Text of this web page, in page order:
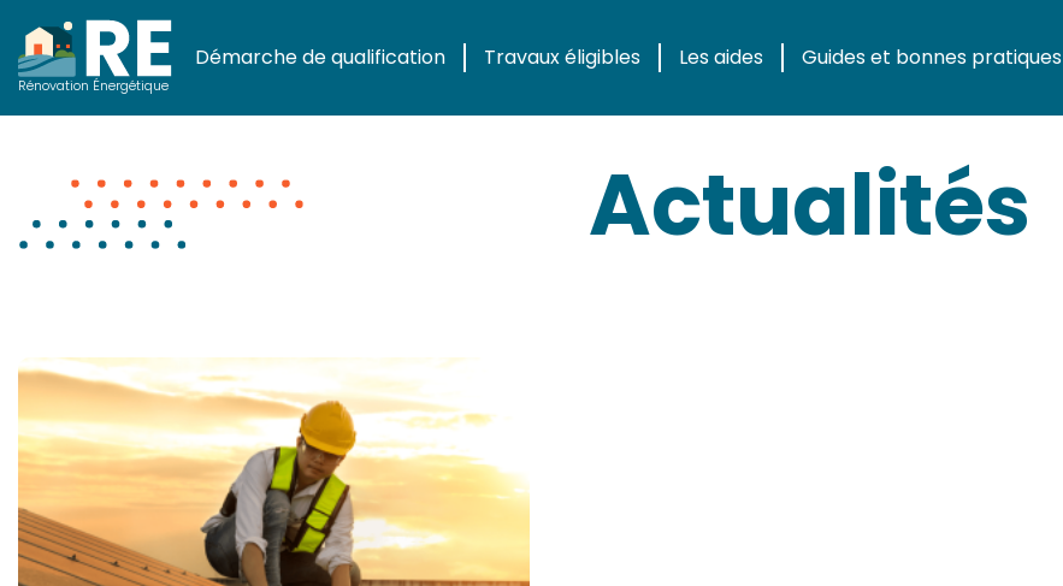
Rénovation Énergétique
Démarche de qualification Travaux éligibles Les aides
Guides et bonnes pratiques
Actualités